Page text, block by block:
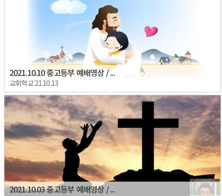
2021.10.10 중고등부 예배영상 / ...
교회학교 21.10.13
2021.10.03 중고등부 예배영상 / ...